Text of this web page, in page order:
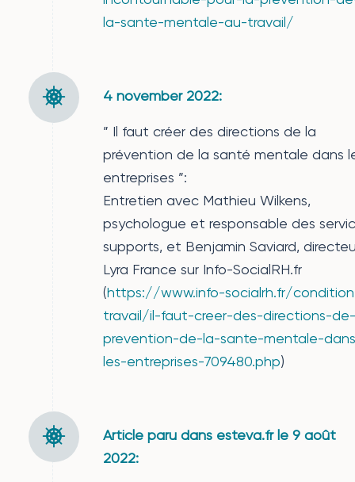
la-sante-mentale-au-travail/
4 november 2022:
” Il faut créer des directions de la
prévention de la santé mentale dans
entreprises ”:
Entretien avec Mathieu Wilkens,
psychologue et responsable des
supports, et Benjamin Saviard,
Lyra France sur Info-SocialRH.fr
(https://www.info-socialrh.fr/
travail/il-faut-creer-des-directions-
prevention-de-la-sante-mentale-
les-entreprises-709480.php)
Article paru dans esteva.fr le 9 août
2022: